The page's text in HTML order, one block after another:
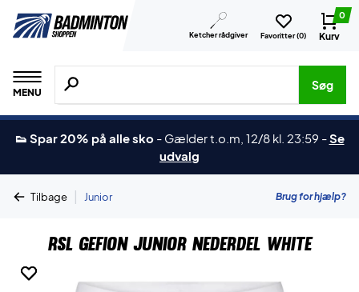
Ketcher rådgiver Favoritter (0)
0
Kurv
MENU
Søg efter produkter, mærker etc.
Søg
👟 Spar 20% på alle sko - Gælder t.o.m, 12/8 kl. 23:59 -Se
udvalg
Tilbage | Junior Brug for hjælp?
RSL Gefion Junior Nederdel White